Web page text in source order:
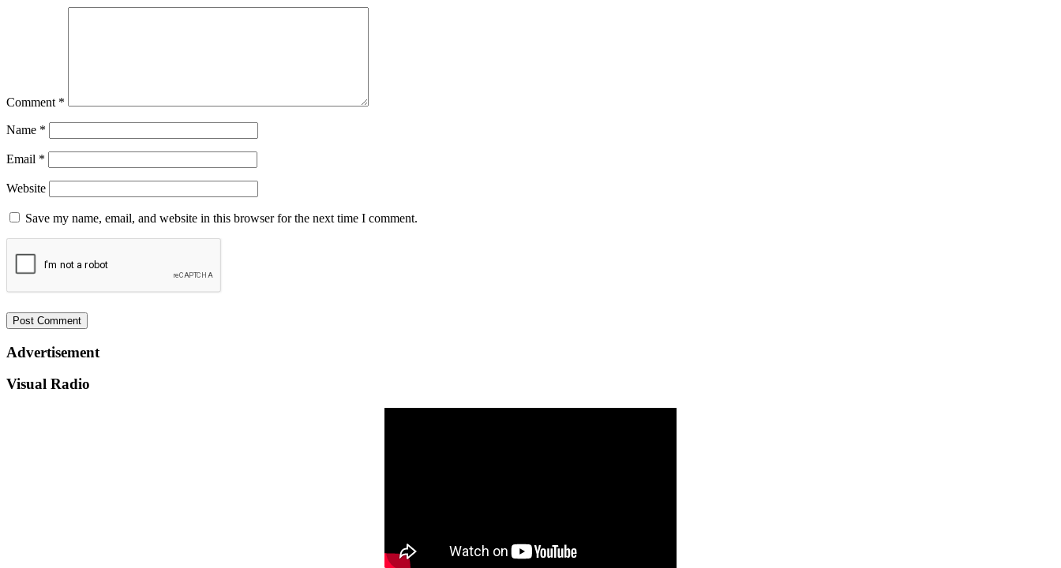
Comment *
Name *
Email *
Website
Save my name, email, and website in this browser for the next time I comment.
Advertisement
Visual Radio